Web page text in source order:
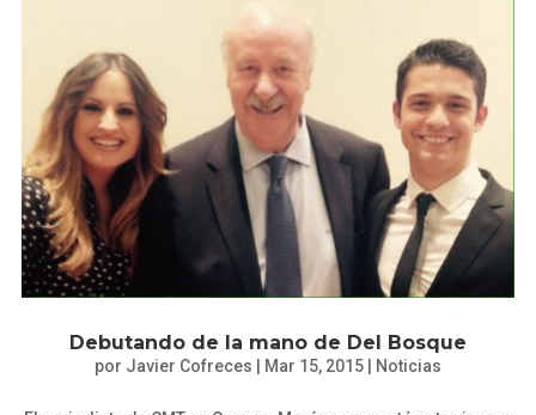
Debutando de la mano de Del Bosque
por Javier Cofreces Mar 15, 2015| Noticias